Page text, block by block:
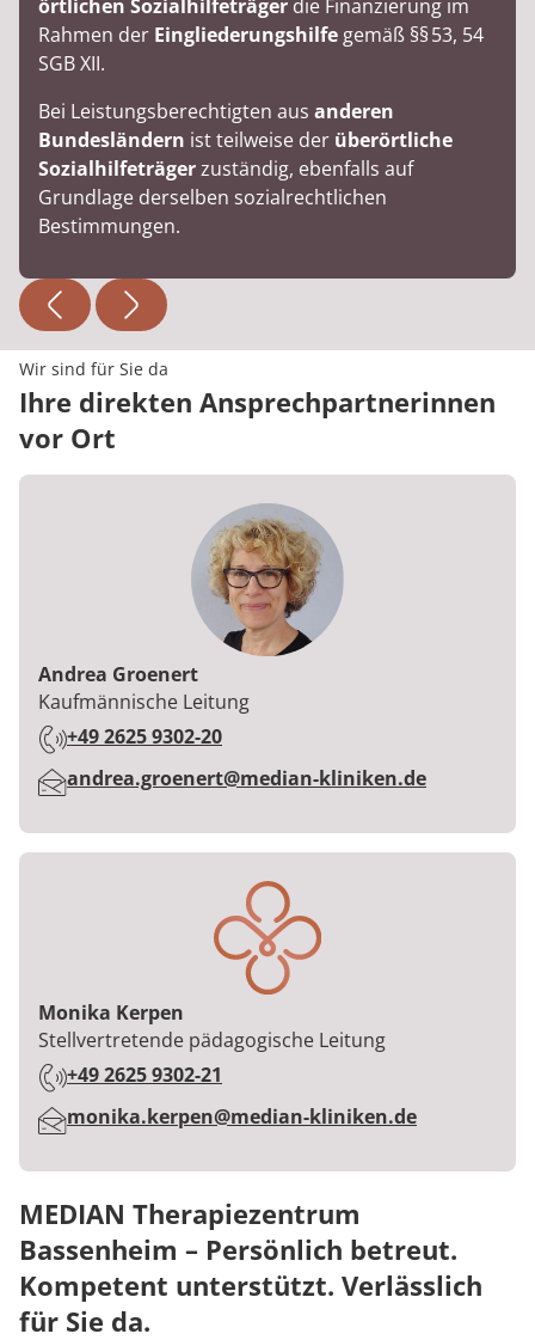
örtlichen Sozialhilfeträger die Finanzierung im
Rahmen der Eingliederungshilfe gemäß §§ 53, 54
SGB XII.
Bei Leistungsberechtigten aus anderen
Bundesländern ist teilweise der überörtliche
Sozialhilfeträgerzuständig, ebenfalls auf
Grundlage derselben sozialrechtlichen
Bestimmungen.
Wir sind für Sie da
Ihre direkten Ansprechpartnerinnen
vor Ort
Andrea Groenert
Berufstitel:
Kaufmännische Leitung
Telefon:
+49 2625 9302-20
E-Mail:andrea.groenert@median-kliniken.de
Monika Kerpen
Berufstitel:
Stellvertretende pädagogische Leitung
Telefon:
+49 2625 9302-21
E-Mail:monika.kerpen@median-kliniken.de
MEDIAN Therapiezentrum
Bassenheim – Persönlich betreut.
Kompetent unterstützt. Verlässlich
für Sie da.